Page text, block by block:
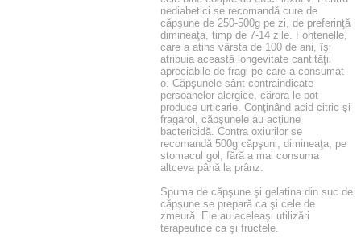
nediabetici se recomandă cure de
căpşune de 250-500g pe zi, de preferinţă
dimineaţa, timp de 7-14 zile. Fontenelle,
care a atins vârsta de 100 de ani, îşi
atribuia această longevitate cantităţii
apreciabile de fragi pe care a consumat-
o. Căpşunele sânt contraindicate
persoanelor alergice, cărora le pot
produce urticarie. Conţinând acid citric şi
fragarol, căpşunele au acţiune
bactericidă. Contra oxiurilor se
recomandă 500g căpşuni, dimineaţa, pe
stomacul gol, fără a mai consuma
altceva până la prânz.
Spuma de căpşune şi gelatina din suc de
căpşune se prepară ca şi cele de
zmeură. Ele au aceleaşi utilizări
terapeutice ca şi fructele.